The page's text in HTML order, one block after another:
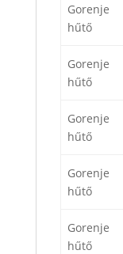
Gorenje
hűtő
Gorenje
hűtő
Gorenje
hűtő
Gorenje
hűtő
Gorenje
hűtő